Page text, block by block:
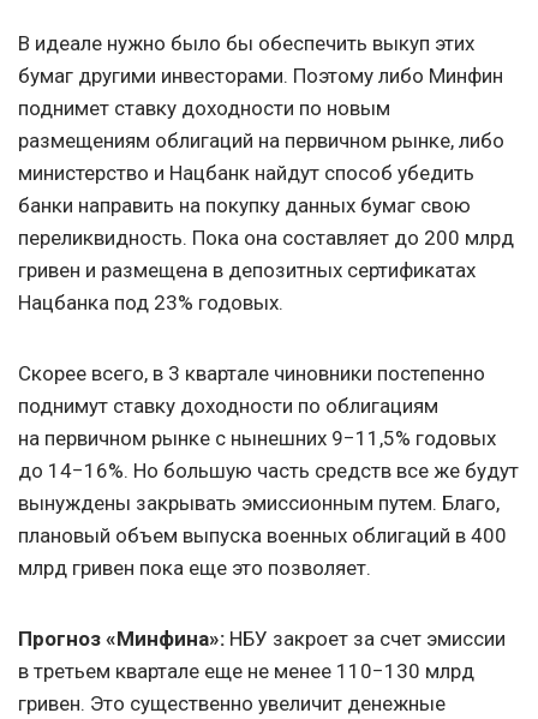
В идеале нужно было бы обеспечить выкуп этих
бумаг другими инвесторами. Поэтому либо Минфин
поднимет ставку доходности по новым
размещениям облигаций на первичном рынке, либо
министерство и Нацбанк найдут способ убедить
банки направить на покупку данных бумаг свою
переликвидность. Пока она составляет до 200 млрд
гривен и размещена в депозитных сертификатах
Нацбанка под 23% годовых.
Скорее всего, в 3 квартале чиновники постепенно
поднимут ставку доходности по облигациям
на первичном рынке с нынешних 9−11,5% годовых
до 14−16%. Но большую часть средств все же будут
вынуждены закрывать эмиссионным путем. Благо,
плановый объем выпуска военных облигаций в 400
млрд гривен пока еще это позволяет.
Прогноз «Минфина»: НБУ закроет за счет эмиссии
в третьем квартале еще не менее 110−130 млрд
гривен. Это существенно увеличит денежные